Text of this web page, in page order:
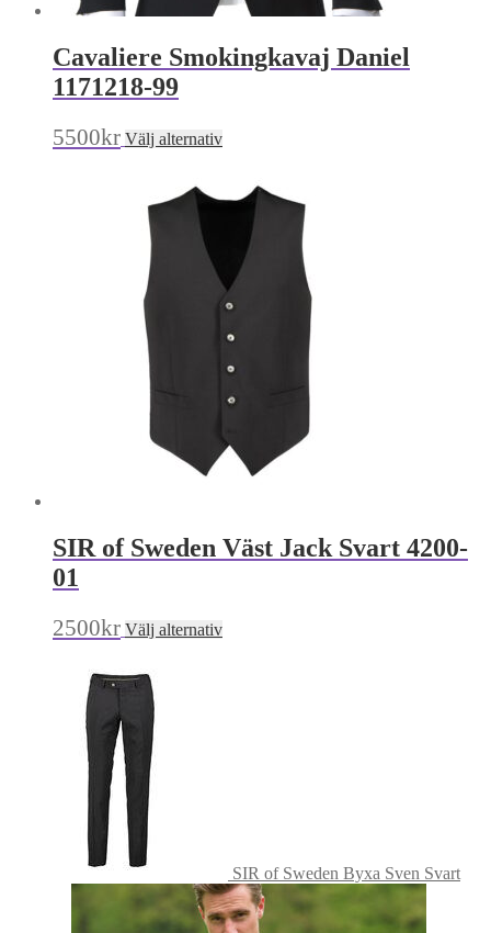
Cavaliere Smokingkavaj Daniel
1171218-99
5500kr Välj alternativDen
här
varianter.
olika
alternativen
kan
väljas
produktsidan
SIR of Sweden Väst Jack Svart 4200-
01
2500kr Välj alternativDen
här
SIR of Sweden Byxa Sven Svart